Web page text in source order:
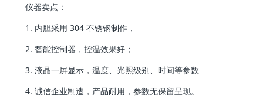
仪器卖点：
1. 内胆采用 304 不锈钢制作，
2. 智能控制器，控温效果好；
3. 液晶一屏显示，温度、光照级别、时间等参数
4. 诚信企业制造，产品耐用，参数无保留呈现。